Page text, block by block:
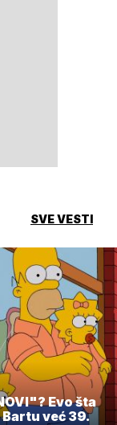
SVE VESTI
Evo šta
već 39.